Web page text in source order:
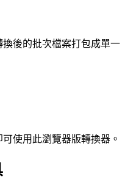
後的批次檔案打包成單一
使用此瀏覽器版轉換器。